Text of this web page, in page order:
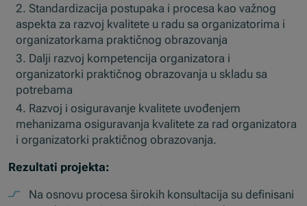
Standardizacija postupaka i procesa kao važnog
aspekta za razvoj kvalitete u radu sa organizatorima i
organizatorkama praktičnog obrazovanja
Dalji razvoj kompetencija organizatora i
organizatorki praktičnog obrazovanja u skladu sa
potrebama
Razvoj i osiguravanje kvalitete uvođenjem
mehanizama osiguravanja kvalitete za rad organizatora
i organizatorki praktičnog obrazovanja.
Rezultati projekta:
Na osnovu procesa širokih konsultacija su definisani